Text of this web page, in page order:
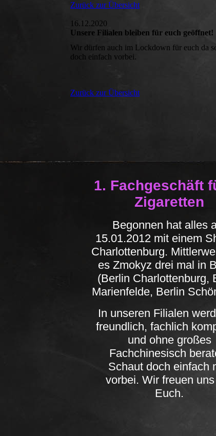
Zurück zur Übersicht
16.12.2020
Unsere Filialen bleiben für euch geöffnet!
Wir dürfen auch im Lockdown für euch da
doch einfach vorbei.
Zurück zur Übersicht
1. Fachgeschäft
Zigaretten
Begonnen hat alles
15.01.2012 mit einem
Charlottenburg.
es Zmokyz drei mal in
(Berlin Charlottenburg,
Marienfelde, Berlin
In unseren Filialen
freundlich, fachlich
und ohne großes
Fachchinesisch
Schaut doch einfach
vorbei. Wir freuen
Euch.